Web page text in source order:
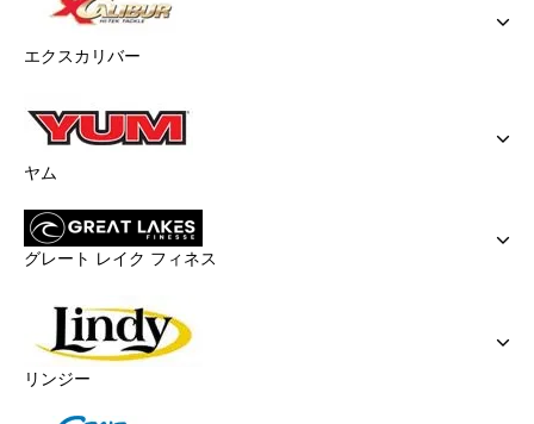
エクスカリバー
ヤム
グレート レイク フィネス
リンジー